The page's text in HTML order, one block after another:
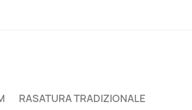
RASATURA TRADIZIONALE